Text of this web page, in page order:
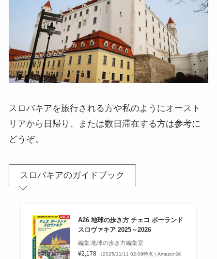
スロバキアを旅行される方や私のようにオースト
リアから日帰り、または数日滞在する方は参考に
どうぞ。
スロバキアのガイドブック
A26 地球の歩き方 チェコ ポーランド
スロヴァキア 2025～2026
編集:地球の歩き方編集室
¥2,178
（2025/11/11 02:09時点 | Amazon調